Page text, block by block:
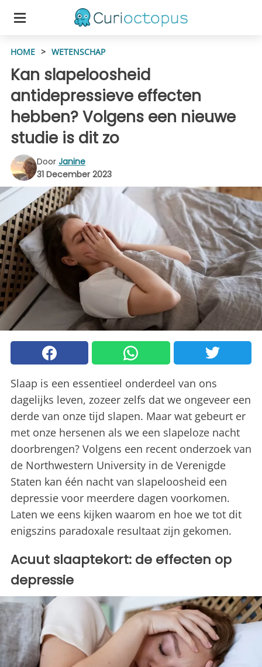
HOME > WETENSCHAP
Kan slapeloosheid
antidepressieve effecten
hebben? Volgens een nieuwe
studie is dit zo
Door Janine
31 December 2023
Slaap is een essentieel onderdeel van ons
dagelijks leven, zozeer zelfs dat we ongeveer een
derde van onze tijd slapen. Maar wat gebeurt er
met onze hersenen als we een slapeloze nacht
doorbrengen? Volgens een recent onderzoek van
de Northwestern University in de Verenigde
Staten kan één nacht van slapeloosheid een
depressie voor meerdere dagen voorkomen.
Laten we eens kijken waarom en hoe we tot dit
enigszins paradoxale resultaat zijn gekomen.
Acuut slaaptekort: de effecten op
depressie